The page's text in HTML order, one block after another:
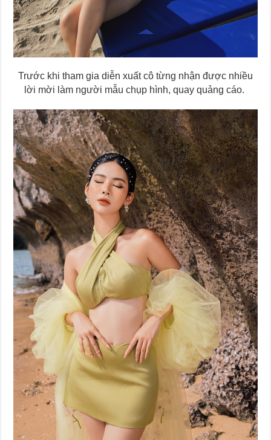
Trước khi tham gia diễn xuất cô từng nhận được nhiều
lời mời làm người mẫu chụp hình, quay quảng cáo.